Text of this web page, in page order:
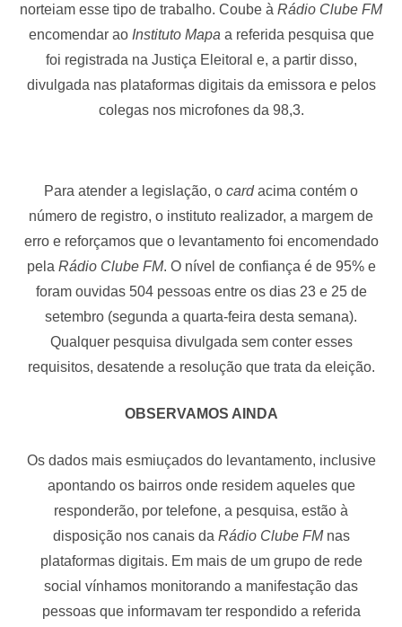
norteiam esse tipo de trabalho. Coube à Rádio Clube FM
encomendar ao Instituto Mapa a referida pesquisa que
foi registrada na Justiça Eleitoral e, a partir disso,
divulgada nas plataformas digitais da emissora e pelos
colegas nos microfones da 98,3.
Para atender a legislação, o cardacima contém o
número de registro, o instituto realizador, a margem de
erro e reforçamos que o levantamento foi encomendado
pela Rádio Clube FM. O nível de confiança é de 95% e
foram ouvidas 504 pessoas entre os dias 23 e 25 de
setembro (segunda a quarta-feira desta semana).
Qualquer pesquisa divulgada sem conter esses
requisitos, desatende a resolução que trata da eleição.
OBSERVAMOS AINDA
Os dados mais esmiuçados do levantamento, inclusive
apontando os bairros onde residem aqueles que
responderão, por telefone, a pesquisa, estão à
disposição nos canais da Rádio Clube FMnas
plataformas digitais. Em mais de um grupo de rede
social vínhamos monitorando a manifestação das
pessoas que informavam ter respondido a referida